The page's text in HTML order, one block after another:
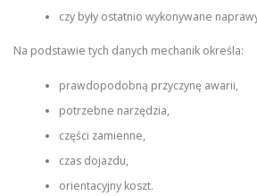
czy były ostatnio wykonywane
Na podstawie tych danych mechanik określa:
prawdopodobną przyczynę awarii,
potrzebne narzędzia,
części zamienne,
czas dojazdu,
orientacyjny koszt.